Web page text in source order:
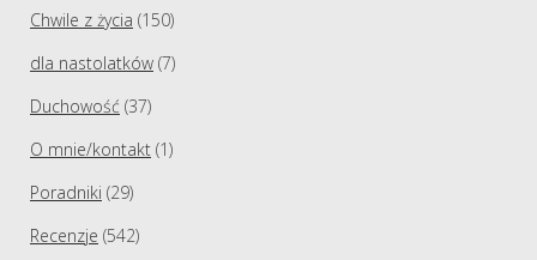
Chwile z życia (150)
dla nastolatków (7)
Duchowość (37)
O mnie/kontakt (1)
Poradniki (29)
Recenzje (542)